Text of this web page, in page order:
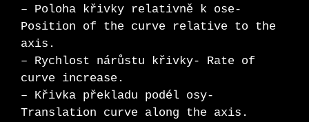
– Poloha křivky relativně k ose-
Position of the curve relative to the
axis.
– Rychlost nárůstu křivky- Rate of
curve increase.
– Křivka překladu podél osy-
Translation curve along the axis.